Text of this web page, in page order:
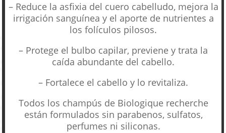
– Reduce la asfixia del cuero cabelludo, mejora la
irrigación sanguínea y el aporte de nutrientes a
los folículos pilosos.
– Protege el bulbo capilar, previene y trata la
caída abundante del cabello.
– Fortalece el cabello y lo revitaliza.
Todos los champús de Biologique recherche
están formulados sin parabenos, sulfatos,
perfumes ni siliconas.